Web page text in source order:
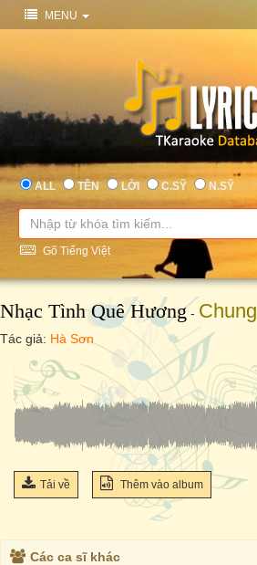
MENU
ALL TÊN LỜI C.SỸ N.SỸ
Gõ Tiếng Việt
Nhạc Tình Quê Hương -
Tác giả: Hà Sơn
Tải về Thêm vào album
Các ca sĩ khác